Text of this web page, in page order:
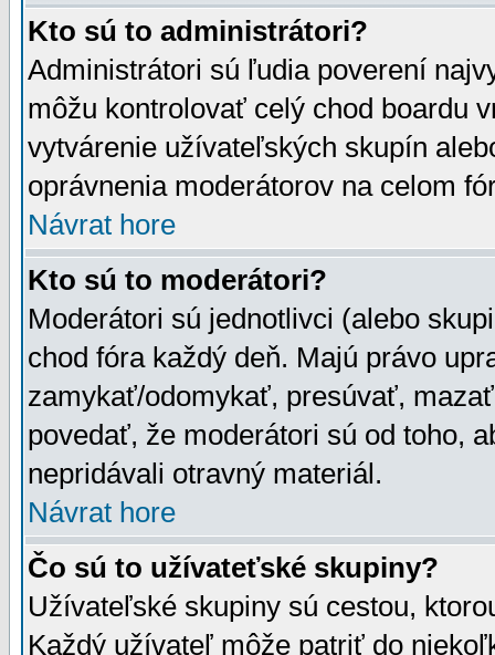
Kto sú to administrátori?
Administrátori sú ľudia poverení
môžu kontrolovať celý chod boardu
vytvárenie užívateľských skupín
oprávnenia moderátorov na celom
Návrat hore
Kto sú to moderátori?
Moderátori sú jednotlivci (alebo
chod fóra každý deň. Majú právo
zamykať/odomykať, presúvať,
povedať, že moderátori sú od toho,
nepridávali otravný materiál.
Návrat hore
Čo sú to užívateťské skupiny?
Užívateľské skupiny sú cestou,
Každý užívateľ môže patriť do